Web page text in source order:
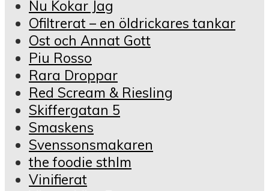
Nu Kokar Jag
Ofiltrerat – en öldrickares tankar
Ost och Annat Gott
Piu Rosso
Rara Droppar
Red Scream & Riesling
Skiffergatan 5
Smaskens
Svenssonsmakaren
the foodie sthlm
Vinifierat